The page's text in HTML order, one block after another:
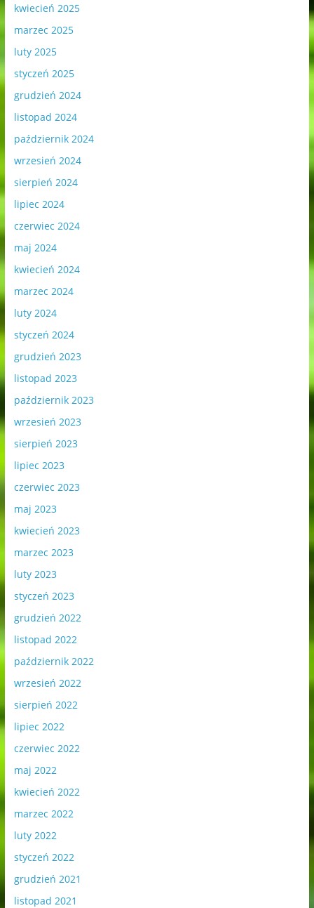
kwiecień 2025
marzec 2025
luty 2025
styczeń 2025
grudzień 2024
listopad 2024
październik 2024
wrzesień 2024
sierpień 2024
lipiec 2024
czerwiec 2024
maj 2024
kwiecień 2024
marzec 2024
luty 2024
styczeń 2024
grudzień 2023
listopad 2023
październik 2023
wrzesień 2023
sierpień 2023
lipiec 2023
czerwiec 2023
maj 2023
kwiecień 2023
marzec 2023
luty 2023
styczeń 2023
grudzień 2022
listopad 2022
październik 2022
wrzesień 2022
sierpień 2022
lipiec 2022
czerwiec 2022
maj 2022
kwiecień 2022
marzec 2022
luty 2022
styczeń 2022
grudzień 2021
listopad 2021